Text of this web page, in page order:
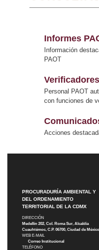
Informes
Información
PAOT
Personal PAOT
con funciones de
Acciones
PROCURADURÍA AMBIENTAL Y
DEL ORDENAMIENTO
TERRITORIAL DE LA CDMX
DIRECCIÓN
Medellín 202, Col. Roma Sur, Alcaldía
Cuauhtémoc, C.P. 06700, Ciudad de México
WEB E-MAIL
Correo Institucional
TELÉFONO